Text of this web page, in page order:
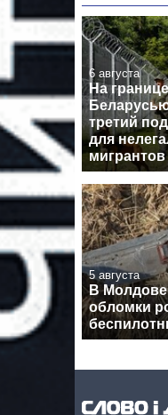
6 августа
На
третий
для
мигрантов
5 августа
В
обломки